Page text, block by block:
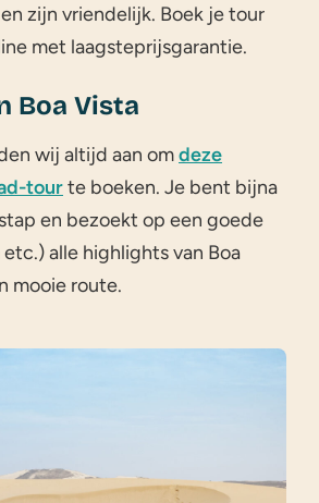
zijn vriendelijk. Boek je tour
met laagsteprijsgarantie.
Boa Vista
wij altijd aan omdeze
tourte boeken. Je bent bijna
en bezoekt op een goede
alle highlights van Boa
mooie route.